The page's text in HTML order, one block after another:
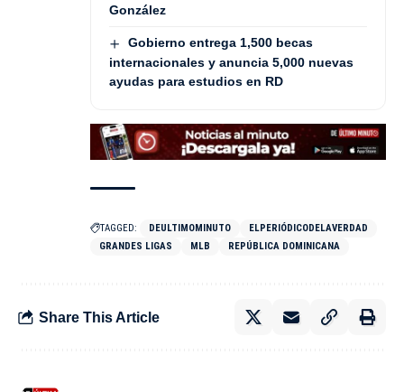
González
Gobierno entrega 1,500 becas
internacionales y anuncia 5,000 nuevas
ayudas para estudios en RD
TAGGED: DEULTIMOMINUTO
ELPERIÓDICODELAVERDAD
GRANDES LIGAS
MLB REPÚBLICA DOMINICANA
Share This Article